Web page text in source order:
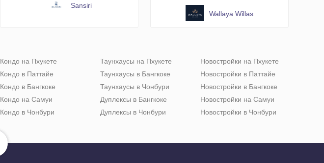
Sansiri
Wallaya Willas
Кондо на Пхукете
Кондо в Паттайе
Кондо в Бангкоке
Кондо на Самуи
Кондо в Чонбури
Таунхаусы на Пхукете
Таунхаусы в Бангкоке
Таунхаусы в Чонбури
Дуплексы в Бангкоке
Дуплексы в Чонбури
Новостройки на Пхукете
Новостройки в Паттайе
Новостройки в Бангкоке
Новостройки на Самуи
Новостройки в Чонбури